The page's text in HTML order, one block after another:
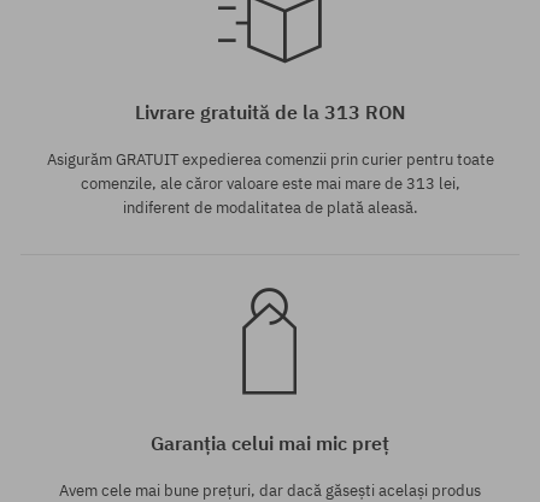
Livrare gratuită de la 313 RON
Asigurăm GRATUIT expedierea comenzii prin curier pentru toate
comenzile, ale căror valoare este mai mare de 313 lei,
indiferent de modalitatea de plată aleasă.
Garanția celui mai mic preț
Avem cele mai bune prețuri, dar dacă găsești același produs